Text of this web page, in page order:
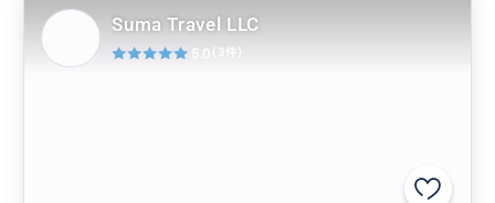
Suma Travel LLC
5.0 (3件)